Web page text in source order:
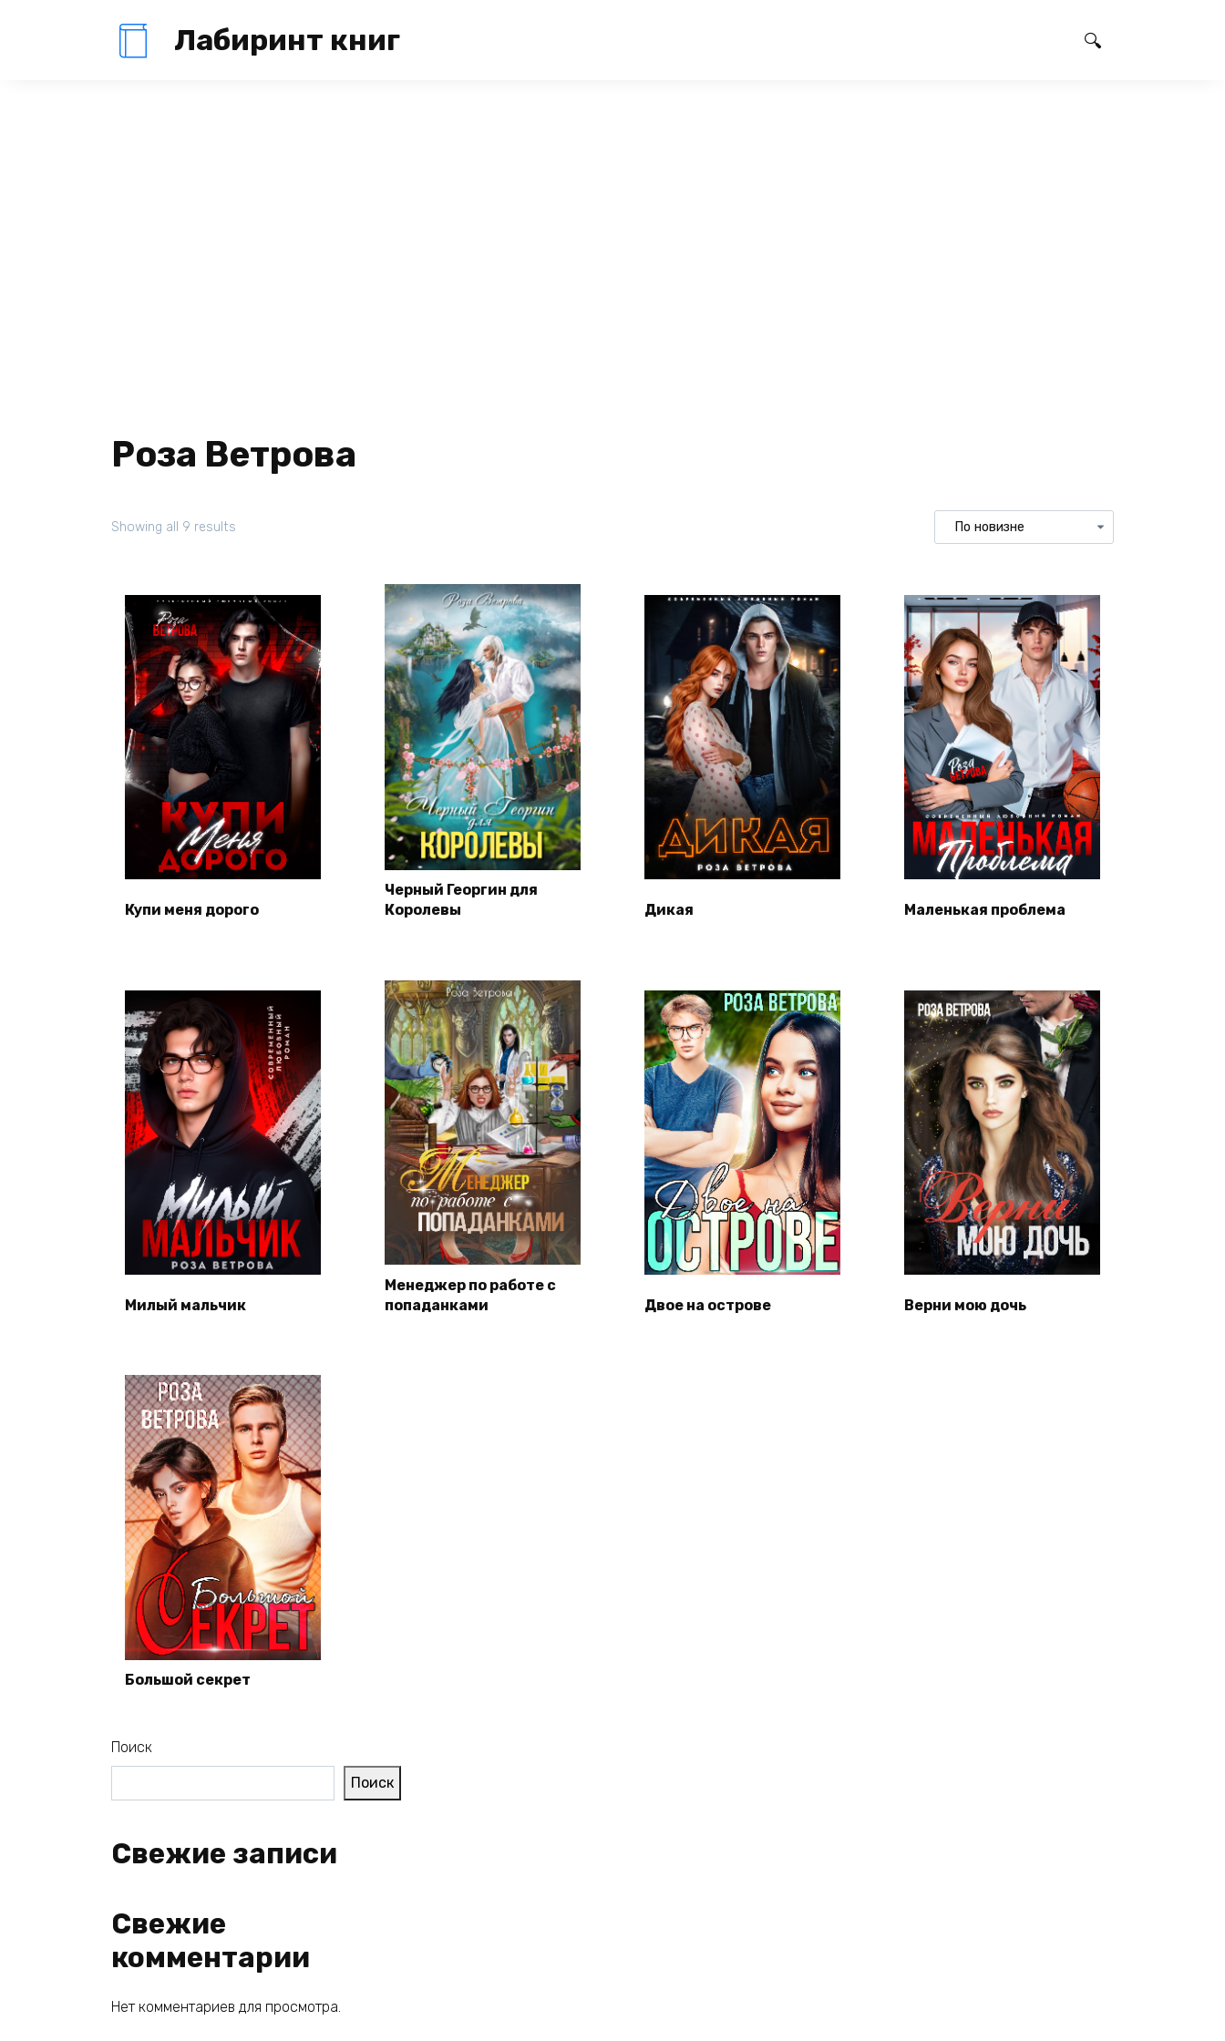
Лабиринт книг
Роза Ветрова
Showing all 9 results
Купи меня дорого
Черный Георгин для
Королевы
Дикая Маленькая проблема
Милый мальчик
Менеджер по работе с
попаданками
Двое на острове Верни мою дочь
Большой секрет
Поиск
Поиск
Свежие записи
Свежие
комментарии
Нет комментариев для просмотра.